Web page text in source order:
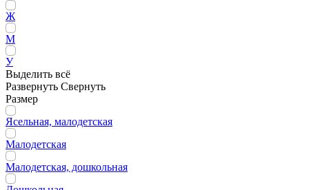
Ж
М
У
Выделить всё
Развернуть Свернуть
Размер
Ясельная, малодетская
Малодетская
Малодетская, дошкольная